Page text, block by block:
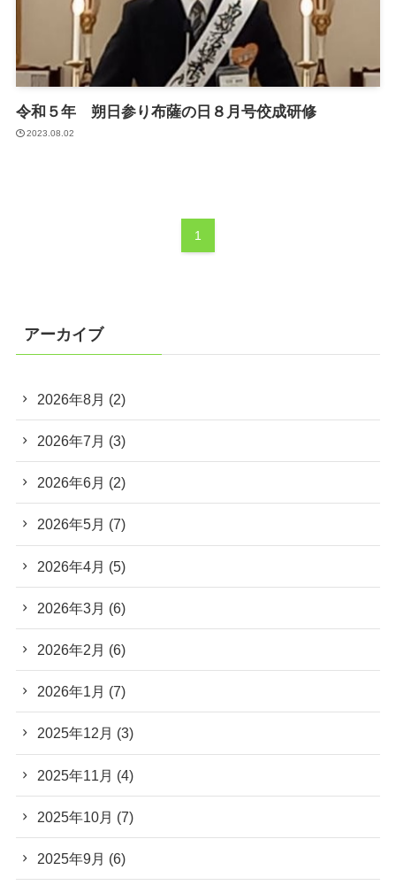
令和５年 朔日参り布薩の日８月号佼成研修
2023.08.02
1
アーカイブ
2026年8月 (2)
2026年7月 (3)
2026年6月 (2)
2026年5月 (7)
2026年4月 (5)
2026年3月 (6)
2026年2月 (6)
2026年1月 (7)
2025年12月 (3)
2025年11月 (4)
2025年10月 (7)
2025年9月 (6)